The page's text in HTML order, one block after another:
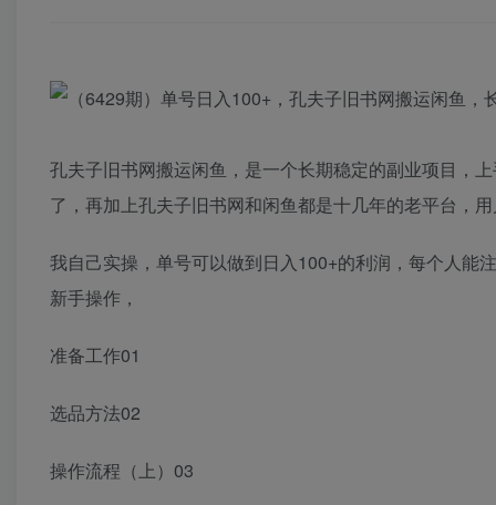
孔夫子旧书网搬运闲鱼，是一个长期稳定的副业项目，
了，再加上孔夫子旧书网和闲鱼都是十几年的老平台，
我自己实操，单号可以做到日入100+的利润，每个人能
新手操作，
准备工作01
选品方法02
操作流程（上）03